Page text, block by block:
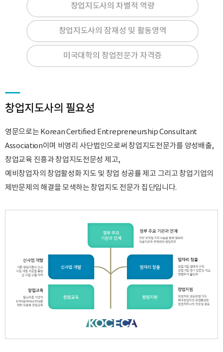
창업지도사의 차별적 역량
창업지도사의 잠재성 및 활동영역
미국대학의 창업전문가 자격증
창업지도사의 필요성
영문으로는 Korean Certified Entrepreneurship Consultant
Association이며 비영리 사단법인으로써 창업지도전문가를 양성배출,
창업교육 진흥과 창업지도전문성 제고,
예비창업자의 창업활성화 지도 및 창업 성공률 제고 그리고 창업기업의
제반문제의 해결을 모색하는 창업지도 전문가 집단입니다.